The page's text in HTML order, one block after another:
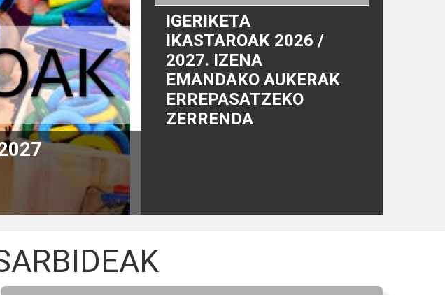
AUKERAK
IGERIKETA
IKASTAROAK 2026 /
2027. IZENA
EMANDAKO AUKERAK
ERREPASATZEKO
ZERRENDA